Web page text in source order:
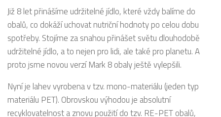
Již 8 let přinášíme udržitelné jídlo, které vždy balíme do
obalů, co dokáží uchovat nutriční hodnoty po celou dobu
spotřeby. Stojíme za snahou přinášet světu dlouhodobě
udržitelné jídlo, a to nejen pro lidi, ale také pro planetu. A
proto jsme novou verzí Mark 8 obaly ještě vylepšili.
Nyní je lahev vyrobena v tzv. mono-materiálu (jeden typ
materiálu PET). Obrovskou výhodou je absolutní
recyklovatelnost a znovu použití do tzv. RE-PET obalů,